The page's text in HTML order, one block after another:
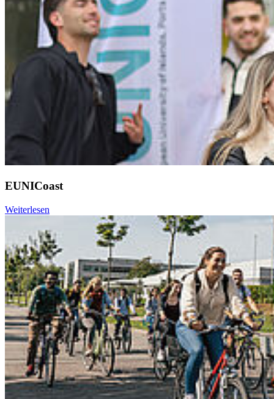
EUNICoast
Weiterlesen
Go to slide 1
Go to slide 2
Go to slide 3
Go to slide 4
Go to slide 5
Go to slide 6
Go to slide 7
Go to slide 8
Go to slide 9